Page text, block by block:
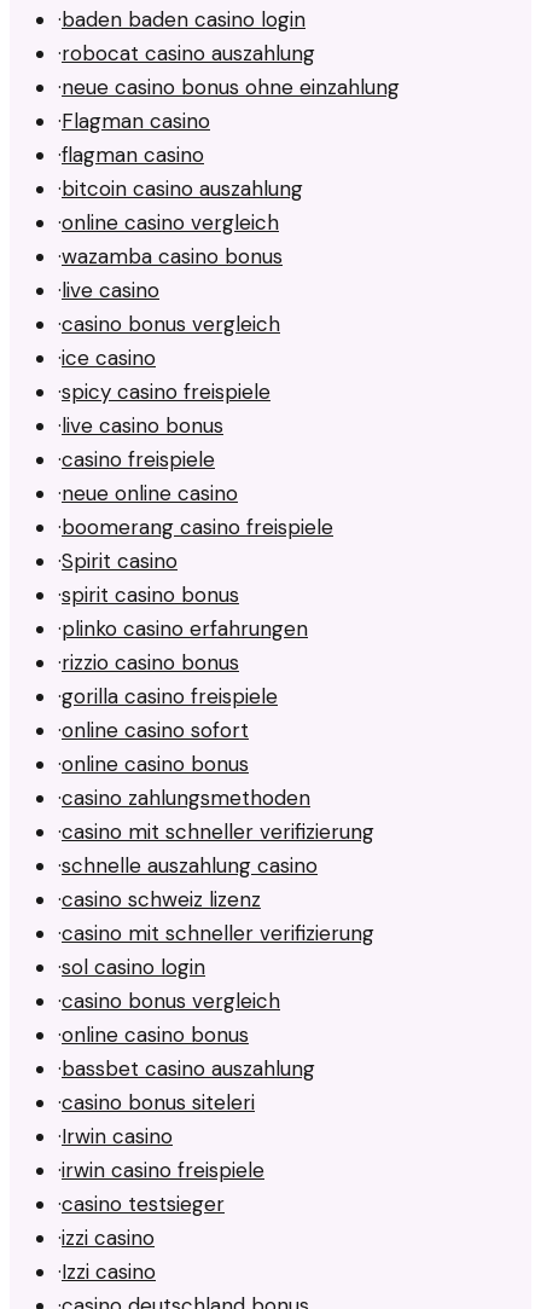
·baden baden casino login
·robocat casino auszahlung
·neue casino bonus ohne einzahlung
·Flagman casino
·flagman casino
·bitcoin casino auszahlung
·online casino vergleich
·wazamba casino bonus
·live casino
·casino bonus vergleich
·ice casino
·spicy casino freispiele
·live casino bonus
·casino freispiele
·neue online casino
·boomerang casino freispiele
·Spirit casino
·spirit casino bonus
·plinko casino erfahrungen
·rizzio casino bonus
·gorilla casino freispiele
·online casino sofort
·online casino bonus
·casino zahlungsmethoden
·casino mit schneller verifizierung
·schnelle auszahlung casino
·casino schweiz lizenz
·casino mit schneller verifizierung
·sol casino login
·casino bonus vergleich
·online casino bonus
·bassbet casino auszahlung
·casino bonus siteleri
·Irwin casino
·irwin casino freispiele
·casino testsieger
·izzi casino
·Izzi casino